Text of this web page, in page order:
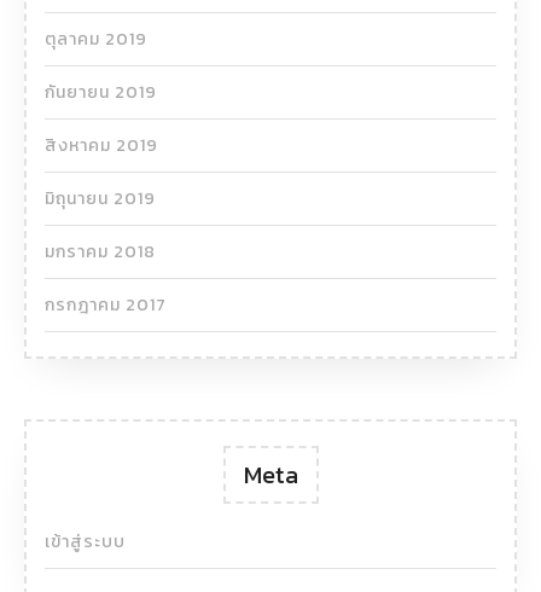
ตุลาคม 2019
กันยายน 2019
สิงหาคม 2019
มิถุนายน 2019
มกราคม 2018
กรกฎาคม 2017
Meta
เข้าสู่ระบบ